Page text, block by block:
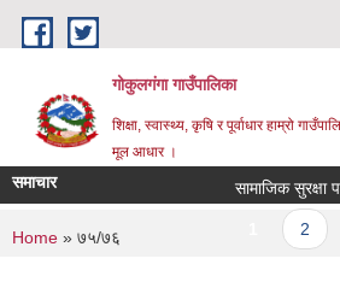
Skip to main content
गोकुलगंगा गाउँपालिका
शिक्षा, स्वास्थ्य, कृषि र पूर्वाधार हाम्रो
मूल आधार ।
समाचार सामाजिक सुरक्षा
Pages
You are here
Home » ७५/७६